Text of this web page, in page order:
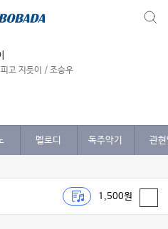
고 지듯이 / 조승우
멜로디 독주악기 관
1,500원